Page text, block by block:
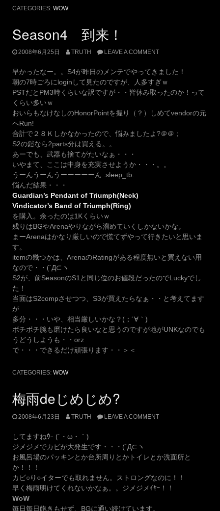
CATEGORIES: WOW
Season4 到来！
2008年6月25日 TRUTH LEAVE A COMMENT
早かったなー。。S4が昨日のメンテでやってきました！
朝の7時ごろにloginして見たのですが、人多すぎｗ
PSTだとPM3時くらいな訳ですが・・皆休み取ったのか！って
くらい多いｗ
おいらもなけなしのHonorPointを握り（？）しめてvendorの元
へRun!
合計で２８Ｋしかなかったので、悩みましたよ?＠＠；
S2の鎧なら2parts分は買える。。
あーでも、武器も捨てがたいなぁ・・・
いやまて、ここは中身を充実させようか・・・。。
うーんうーんうーーーーーん :sleep_tb:
悩んだ結果・・・
Guardian’s Pendant of Triumph(Neck)
Vindicator’s Band of Triumph(Ring)
を購入。余ったのは1Kくらいｗ
残りはBGやArenaやりながら溜めていくしかないかな。
まーArenaはかなり厳しいので慌てずやって行きたいと思いま
す。
itemの幾つかは、ArenaのRatingがある程度無いと買えない用
なので・・(´Д⊂ヽ
S2が、前SeasonのS1と同じ位のお値段だったのでLuckyでし
た！
当面はS2compさせつつ、S3が買えたらなぁ・・と考えてます
が
多分・・・いや、相当厳しいかな？(；´∀｀)
ボチボチ腕も磨けたら良いなと思うのですが地がUNKなのでも
うどうしようも・・orz
で・・・できるだけ頑張ります・・＞＜
CATEGORIES: WOW
梅雨deじめじめ?
2008年6月23日 TRUTH LEAVE A COMMENT
してますねｳｰ (´・ω・｀)
ジメジメでカビが大発生です・・・(´Д⊂ヽ
お風呂場のパッキンとか台所周りとかトイレとか洗面所と
か！！！
カビ○り○イターでも取れません。ストロングなのに！！
早く梅雨明けてくれないかなぁ。。ジメジメｲﾔｰ！！
WoW
毎日毎日飽きもせず、BGに通い続けています。